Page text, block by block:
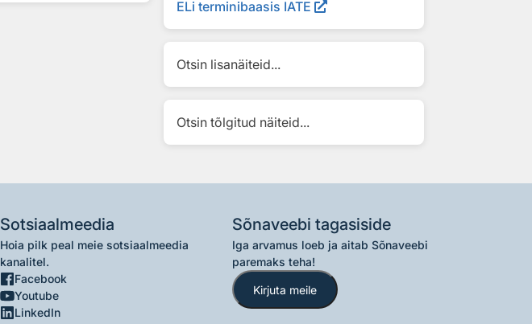
ELi terminibaasis IATE
Otsin lisanäiteid...
Otsin tõlgitud näiteid...
Sotsiaalmeedia
Hoia pilk peal meie sotsiaalmeedia
kanalitel.
Facebook
Youtube
LinkedIn
Sõnaveebi tagasiside
Iga arvamus loeb ja aitab Sõnaveebi
paremaks teha!
Kirjuta meile